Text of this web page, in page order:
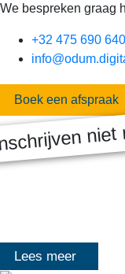
We bespreken graag
+32 475 690 640
Boek een afspraak
Lees meer